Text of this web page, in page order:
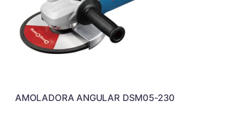
AMOLADORA ANGULAR DSM05-230